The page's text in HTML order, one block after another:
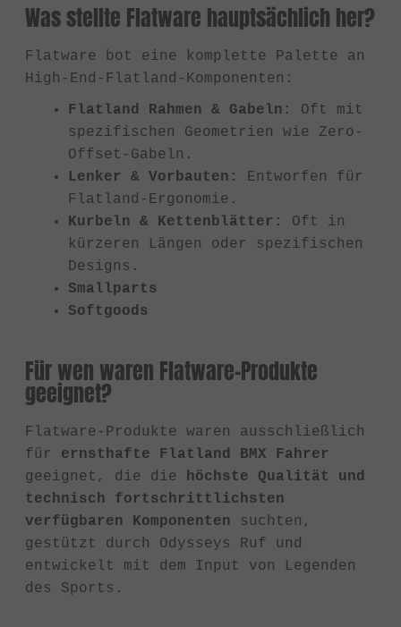
Was stellte Flatware hauptsächlich her?
Flatware bot eine komplette Palette an
High-End-Flatland-Komponenten:
Flatland Rahmen & Gabeln:
Oft mit
spezifischen Geometrien wie Zero-
Offset-Gabeln.
Lenker & Vorbauten:
Entworfen für
Flatland-Ergonomie.
Kurbeln & Kettenblätter:
Oft in
kürzeren Längen oder spezifischen
Designs.
Smallparts
Softgoods
Für wen waren Flatware-Produkte
geeignet?
Flatware-Produkte waren ausschließlich
für ernsthafte Flatland BMX Fahrer
geeignet, die die höchste Qualität und
technisch fortschrittlichsten
verfügbaren Komponenten suchten,
gestützt durch Odysseys Ruf und
entwickelt mit dem Input von Legenden
des Sports.